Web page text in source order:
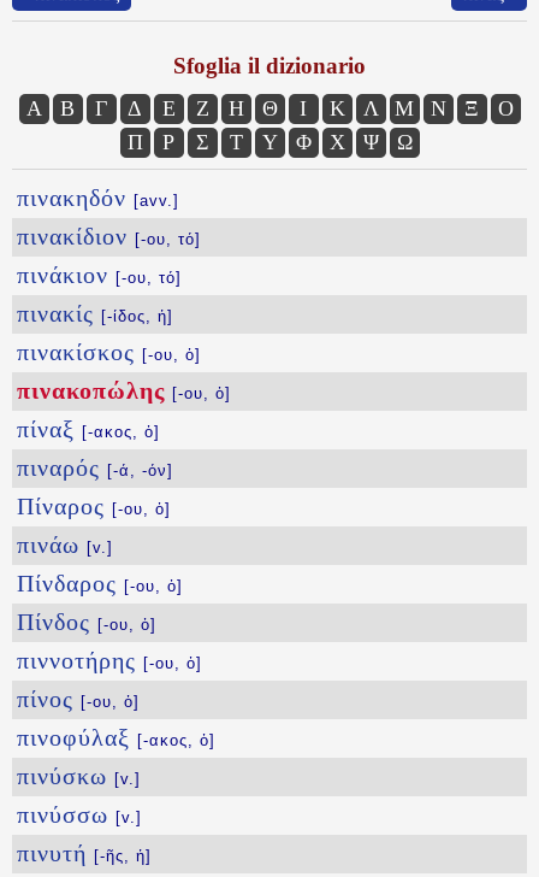
Sfoglia il dizionario
Α Β Γ Δ Ε Ζ Η Θ Ι Κ Λ Μ Ν Ξ
Ο
Π
Ρ Σ Τ Υ Φ Χ Ψ Ω
πινακηδόν [avv.]
πινακίδιον [-ου, τό]
πινάκιον [-ου, τό]
πινακίς [-ίδος, ἡ]
πινακίσκος [-ου, ὁ]
πινακοπώλης [-ου, ὁ]
πίναξ [-ακος, ὁ]
πιναρός [-ά, -όν]
Πίναρος [-ου, ὁ]
πινάω [v.]
Πίνδαρος [-ου, ὁ]
Πίνδος [-ου, ὁ]
πιννοτήρης [-ου, ὁ]
πίνος [-ου, ὁ]
πινοφύλαξ [-ακος, ὁ]
πινύσκω [v.]
πινύσσω [v.]
πινυτή [-ῆς, ἡ]